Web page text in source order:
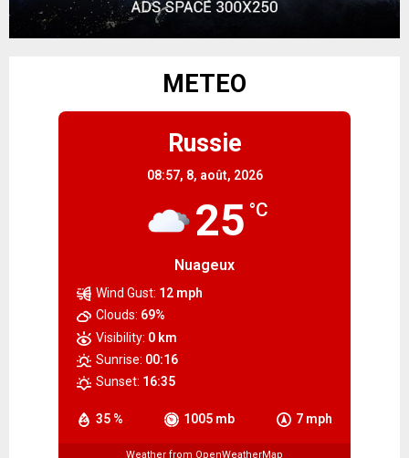
METEO
Russie
08:57, 8, août, 2026
25 °C
Nuageux
35 % 1005 mb 7 mph
Wind Gust: 12 mph
Clouds: 69%
Visibility: 0 km
Sunrise: 00:16
Sunset: 16:35
Weather from OpenWeatherMap